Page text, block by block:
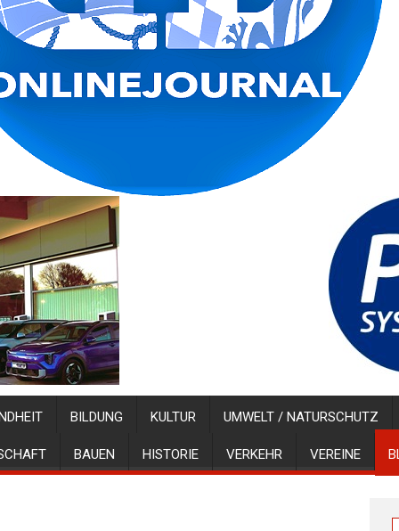
BILDUNG KULTUR UMWELT / NATURSCHUTZ
BAUEN HISTORIE VERKEHR VEREINE